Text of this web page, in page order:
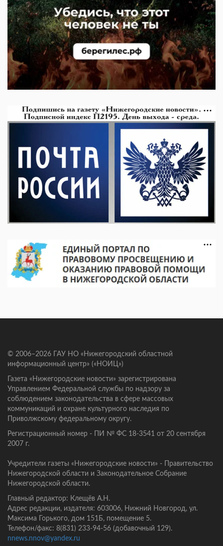
© 2006–2026 ГАУ НО «Нижегородский областной
информационный центр» («НОИЦ»)
Газета «Нижегородские новости» зарегистрирована
Управлением Федеральной службы по надзору за
соблюдением законодательства в сфере массовых
коммуникаций и охране культурного наследия по
Приволжскому федеральному округу.
Регистрационный номер - ПИ № ФС 18-3541 от 20 сентября
2007 г.
Учредители газеты «Нижегородские новости» - Правительство
Нижегородской области и Законодательное Собрание
Нижегородской области.
Главный редактор: Клещёв А.Н.
Адрес редакции, издателя: 603006, Нижний Новгород, ул.
Максима Горького, дом 151Б, помещение 5.
Телефон/факс: 8(831) 233-94-56 (добавочный 129).
nnews.nnov@yandex.ru